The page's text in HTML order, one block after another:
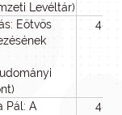
Levéltár)
Eötvös
48
Pál: A
48